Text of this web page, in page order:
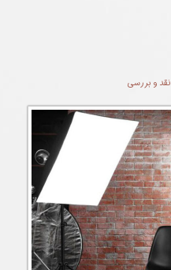
نقد و بررسی